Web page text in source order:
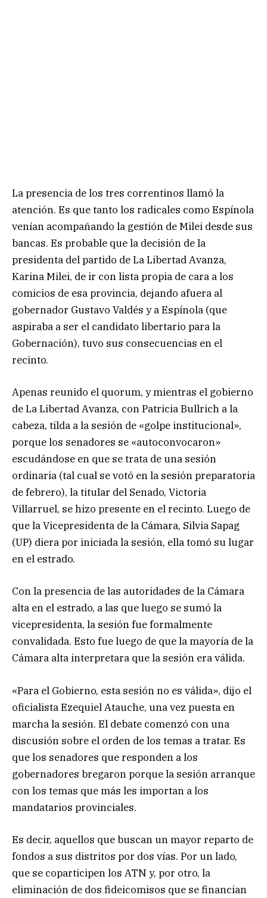
La presencia de los tres correntinos llamó la
atención. Es que tanto los radicales como Espínola
venían acompañando la gestión de Milei desde sus
bancas. Es probable que la decisión de la
presidenta del partido de La Libertad Avanza,
Karina Milei, de ir con lista propia de cara a los
comicios de esa provincia, dejando afuera al
gobernador Gustavo Valdés y a Espínola (que
aspiraba a ser el candidato libertario para la
Gobernación), tuvo sus consecuencias en el
recinto.
Apenas reunido el quorum, y mientras el gobierno
de La Libertad Avanza, con Patricia Bullrich a la
cabeza, tilda a la sesión de «golpe institucional»,
porque los senadores se «autoconvocaron»
escudándose en que se trata de una sesión
ordinaria (tal cual se votó en la sesión preparatoria
de febrero), la titular del Senado, Victoria
Villarruel, se hizo presente en el recinto. Luego de
que la Vicepresidenta de la Cámara, Silvia Sapag
(UP) diera por iniciada la sesión, ella tomó su lugar
en el estrado.
Con la presencia de las autoridades de la Cámara
alta en el estrado, a las que luego se sumó la
vicepresidenta, la sesión fue formalmente
convalidada. Esto fue luego de que la mayoría de la
Cámara alta interpretara que la sesión era válida.
«Para el Gobierno, esta sesión no es válida», dijo el
oficialista Ezequiel Atauche, una vez puesta en
marcha la sesión. El debate comenzó con una
discusión sobre el orden de los temas a tratar. Es
que los senadores que responden a los
gobernadores bregaron porque la sesión arranque
con los temas que más les importan a los
mandatarios provinciales.
Es decir, aquellos que buscan un mayor reparto de
fondos a sus distritos por dos vías. Por un lado,
que se coparticipen los ATN y, por otro, la
eliminación de dos fideicomisos que se financian